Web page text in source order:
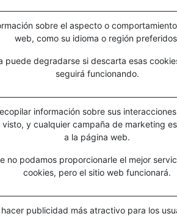
sobre el aspecto o
web, como su idioma o región
puede degradarse si descarta esas
seguirá funcionando.
información sobre sus
visto, y cualquier campaña de marketing
a la página web.
no podamos proporcionarle el mejor
cookies, pero el sitio web funcionará.
publicidad más atractivo para los